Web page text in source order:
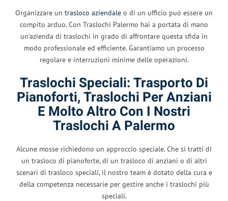
Organizzare un trasloco aziendale o di un ufficio può essere un
compito arduo. Con Traslochi Palermo hai a portata di mano
un’azienda di traslochi in grado di affrontare questa sfida in
modo professionale ed efficiente. Garantiamo un processo
regolare e interruzioni minime delle operazioni.
Traslochi Speciali: Trasporto Di
Pianoforti, Traslochi Per Anziani
E Molto Altro Con I Nostri
Traslochi A Palermo
Alcune mosse richiedono un approccio speciale. Che si tratti di
un trasloco di pianoforte, di un trasloco di anziani o di altri
scenari di trasloco speciali, il nostro team è dotato della cura e
della competenza necessarie per gestire anche i traslochi più
speciali.